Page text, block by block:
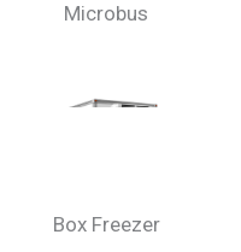
Microbus
Box Freezer